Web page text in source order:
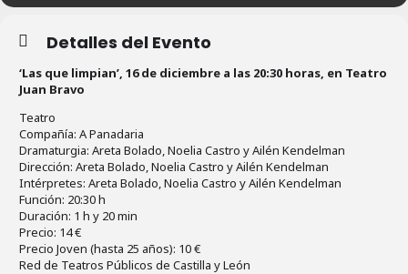
Detalles del Evento
‘Las que limpian’, 16 de diciembre a las 20:30 horas, en Teatro
Juan Bravo
Teatro
Compañía: A Panadaria
Dramaturgia: Areta Bolado, Noelia Castro y Ailén Kendelman
Dirección: Areta Bolado, Noelia Castro y Ailén Kendelman
Intérpretes: Areta Bolado, Noelia Castro y Ailén Kendelman
Función: 20:30 h
Duración: 1 h y 20 min
Precio: 14 €
Precio Joven (hasta 25 años): 10 €
Red de Teatros Públicos de Castilla y León